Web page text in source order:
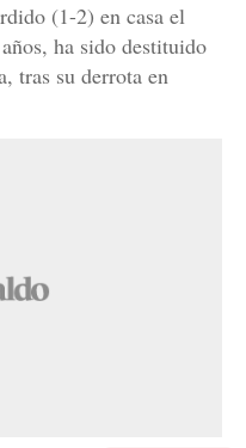
(1-2) en casa el
ha sido destituido
tras su derrota en